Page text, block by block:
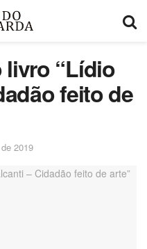
“Lídio
feito de
2019